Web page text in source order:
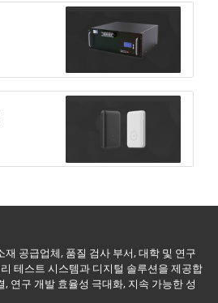
공급업체, 품질 검사 부서, 대학 및 연구
테스트 시스템과 디지털 솔루션을 제공합
연구 개발 효율성 극대화, 지속 가능한 성